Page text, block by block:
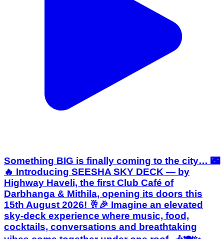
Something BIG is finally coming to the city… 🌃
🔥 Introducing SEESHA SKY DECK — by
sky-deck experience where music, food,
cocktails, conversations and breathtaking
vibes come together under one roof. 🎶🍽️✨
This isn’t just another café. This isn’t just
another night out. This is a whole new way to
experience Darbhanga. 🖤 🌙 Sky-Deck Vibes
🎧 Club-Style Music & DJ Nights 🍽️ Premium